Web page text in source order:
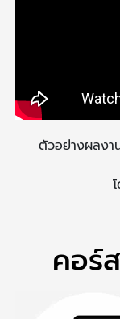
ตัวอย่างผลงา
คอร์